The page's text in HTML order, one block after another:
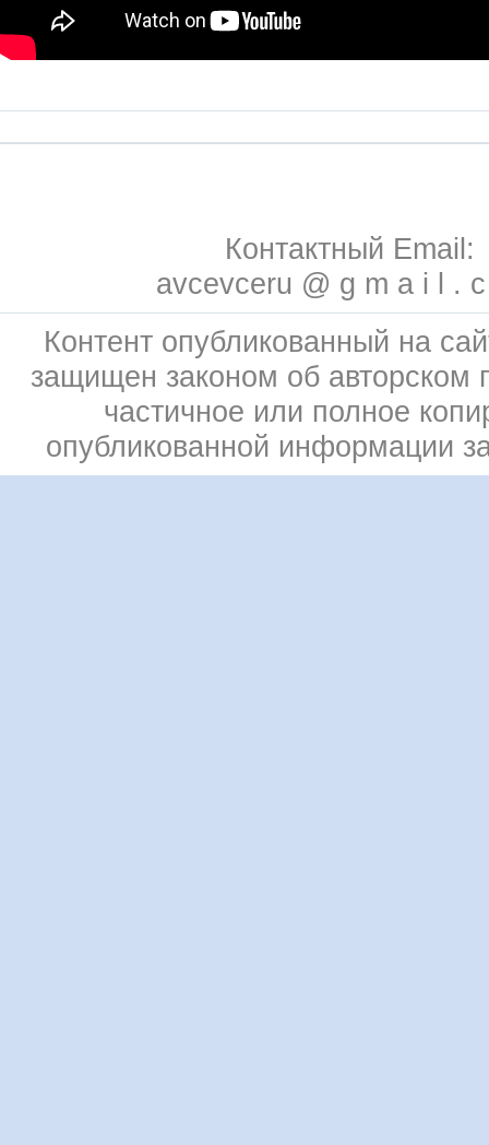
Контактный Email:
avcevceru @ g m a i l .
Контент опубликованный на
защищен законом об авторском
частичное или полное
опубликованной информации